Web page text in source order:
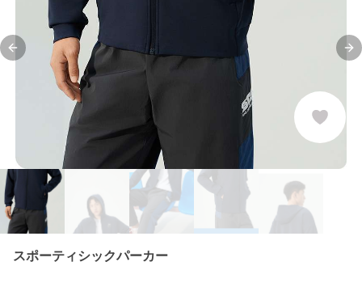
Previous slide
スポーティシックパーカー